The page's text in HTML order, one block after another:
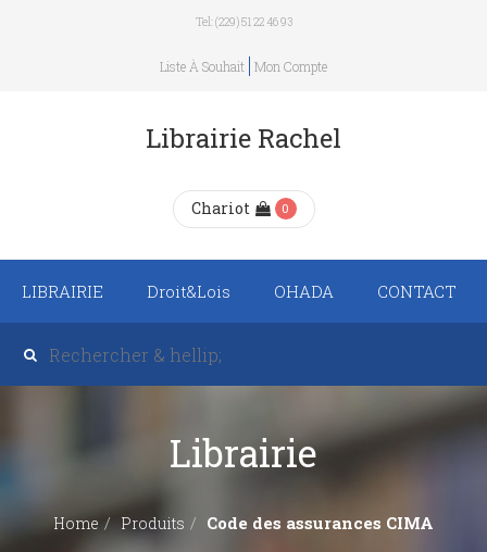
Tel: (229) 51 22 46 93
Liste À Souhait Mon Compte
Librairie Rachel
Chariot 0
LIBRAIRIE Droit&Lois
Recueil de texte de
lois
OHADA CONTACT
Librairie
Home Produits Code des assurances CIMA